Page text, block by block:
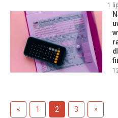
1
Stronicowanie
«Previous
1 2 3
Next
»